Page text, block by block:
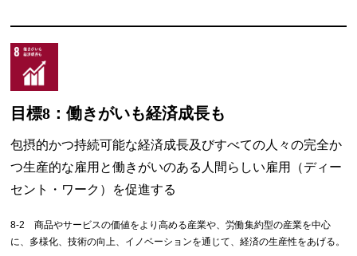
目標8：働きがいも経済成長も
包摂的かつ持続可能な経済成長及びすべての人々の完全か
つ生産的な雇用と働きがいのある人間らしい雇用（ディー
セント・ワーク）を促進する
8-2 商品やサービスの価値をより高める産業や、労働集約型の産業を中心
に、多様化、技術の向上、イノベーションを通じて、経済の生産性をあげる。